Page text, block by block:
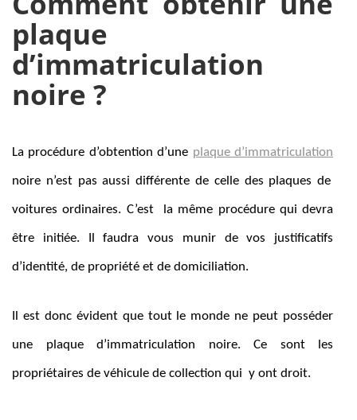
plaque
d’immatriculation
noire ?
La procédure d’obtention d’une plaque d’immatriculation
noire n’est pas aussi différente de celle des plaques de
voitures ordinaires. C’est la même procédure qui devra
être initiée. Il faudra vous munir de vos justificatifs
d’identité, de propriété et de domiciliation.
Il est donc évident que tout le monde ne peut posséder
une plaque d’immatriculation noire. Ce sont les
propriétaires de véhicule de collection qui y ont droit.